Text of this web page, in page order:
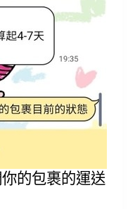
的包裹的運送